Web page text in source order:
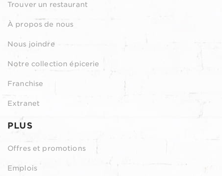
Trouver un restaurant
À propos de nous
Nous joindre
Notre collection épicerie
Franchise
Extranet
PLUS
Offres et promotions
Emplois